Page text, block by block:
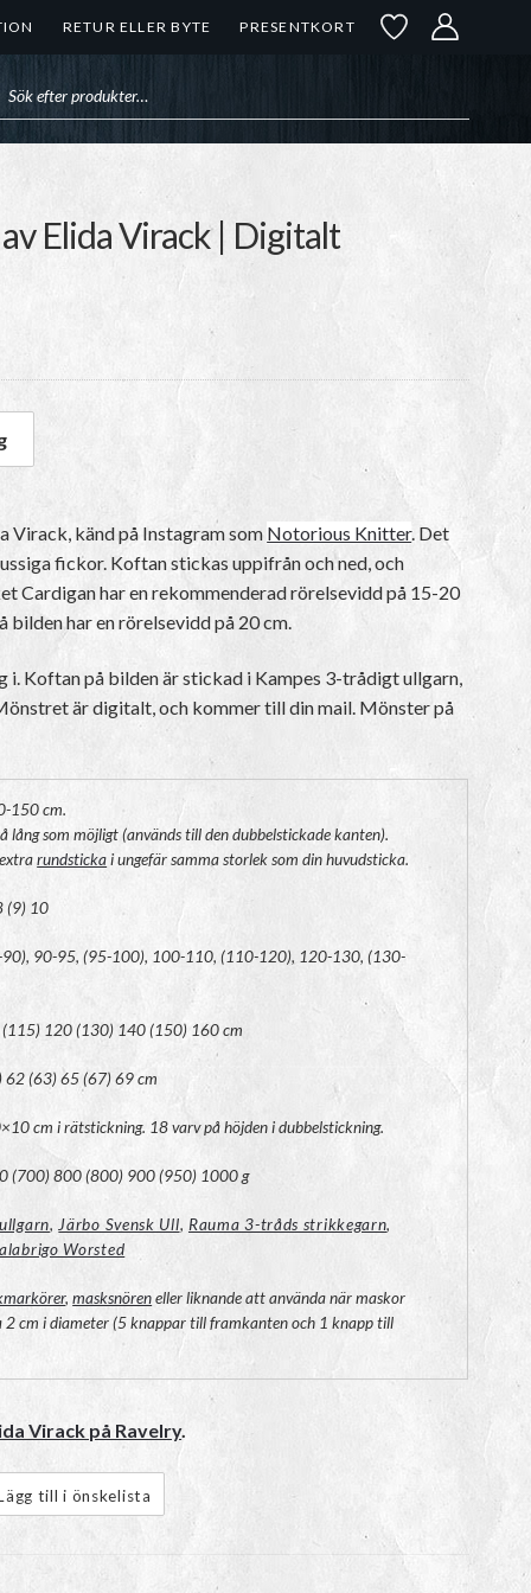
RETUR ELLER BYTE PRESENTKORT
Elida Virack | Digitalt
Virack | Digitalt mönster mängd
Virack, känd på Instagram som Notorious Knitter. Det
fickor. Koftan stickas uppifrån och ned, och
Cardigan har en rekommenderad rörelsevidd på 15-20
har en rörelsevidd på 20 cm.
i. Koftan på bilden är stickad i Kampes 3-trådigt ullgarn,
är digitalt, och kommer till din mail. Mönster på
150 cm.
lång som möjligt (används till den dubbelstickade kanten).
rundstickai ungefär samma storlek som din huvudsticka.
(9) 10
90-95, (95-100), 100-110, (110-120), 120-130, (130-
120 (130) 140 (150) 160 cm
(63) 65 (67) 69 cm
cm i rätstickning. 18 varv på höjden i dubbelstickning.
(700) 800 (800) 900 (950) 1000 g
, Järbo Svensk Ull, Rauma 3-tråds strikkegarn,
Worsted
,masksnöreneller liknande att använda när maskor
2 cm i diameter (5 knappar till framkanten och 1 knapp till
Virack på Ravelry.
till i önskelista